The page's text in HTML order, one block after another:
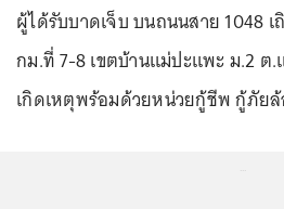
ผู้ได้รับบาดเจ็บ บนถนนสาย 1048
กม.ที่ 7-8 เขตบ้านแม่ปะแพะ ม.2 ต.
เกิดเหตุพร้อมด้วยหน่วยกู้ชีพ กู้ภัย